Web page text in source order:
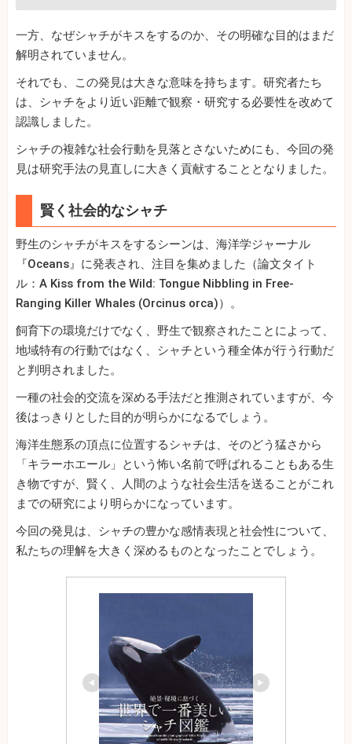
一方、なぜシャチがキスをするのか、その明確な目的はまだ
解明されていません。
それでも、この発見は大きな意味を持ちます。研究者たち
は、シャチをより近い距離で観察・研究する必要性を改めて
認識しました。
シャチの複雑な社会行動を見落とさないためにも、今回の発
見は研究手法の見直しに大きく貢献することとなりました。
賢く社会的なシャチ
野生のシャチがキスをするシーンは、海洋学ジャーナル
『Oceans』に発表され、注目を集めました（論文タイト
ル：A Kiss from the Wild: Tongue Nibbling in Free-
Ranging Killer Whales (Orcinus orca)）。
飼育下の環境だけでなく、野生で観察されたことによって、
地域特有の行動ではなく、シャチという種全体が行う行動だ
と判明されました。
一種の社会的交流を深める手法だと推測されていますが、今
後はっきりとした目的が明らかになるでしょう。
海洋生態系の頂点に位置するシャチは、そのどう猛さから
「キラーホエール」という怖い名前で呼ばれることもある生
き物ですが、賢く、人間のような社会生活を送ることがこれ
までの研究により明らかになっています。
今回の発見は、シャチの豊かな感情表現と社会性について、
私たちの理解を大きく深めるものとなったことでしょう。